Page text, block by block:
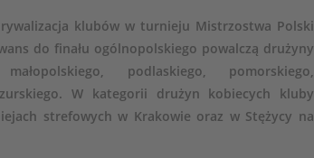
klubów w turnieju Mistrzostwa Polski
do finału ogólnopolskiego powalczą drużyny
podlaskiego, pomorskiego,
W kategorii drużyn kobiecych kluby
strefowych w Krakowie oraz w Stężycy na